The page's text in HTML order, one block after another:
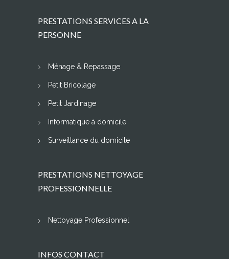
PRESTATIONS SERVICES A LA
PERSONNE
Ménage & Repassage
Petit Bricolage
Petit Jardinage
Informatique à domicile
Surveillance du domicile
PRESTATIONS NETTOYAGE
PROFESSIONNELLE
Nettoyage Professionnel
INFOS CONTACT